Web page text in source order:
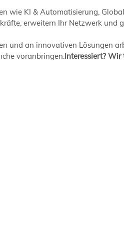
wie KI & Automatisierung,
erweitern Ihr Netzwerk und
und an innovativen Lösungen
voranbringen. Interessiert?